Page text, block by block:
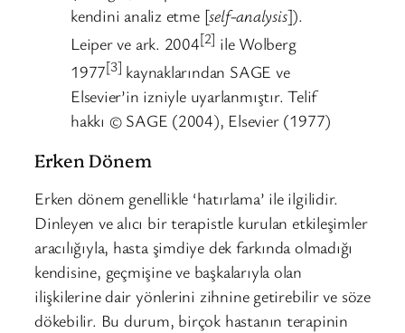
kendini analiz etme [self-analysis]).
Leiper ve ark. 2004[2] ile Wolberg
1977[3] kaynaklarından SAGE ve
Elsevier’in izniyle uyarlanmıştır. Telif
hakkı © SAGE (2004), Elsevier (1977)
Erken Dönem
Erken dönem genellikle ‘hatırlama’ ile ilgilidir.
Dinleyen ve alıcı bir terapistle kurulan etkileşimler
aracılığıyla, hasta şimdiye dek farkında olmadığı
kendisine, geçmişine ve başkalarıyla olan
ilişkilerine dair yönlerini zihnine getirebilir ve söze
dökebilir. Bu durum, birçok hastanın terapinin